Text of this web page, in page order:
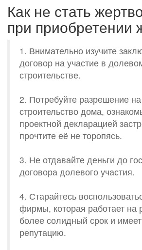
Как не стать
при приобретении
1. Внимательно изучите
договор на участие в
строительстве.
2. Потребуйте разрешение на
строительство дома,
проектной декларацией
прочтите её не торопясь.
3. Не отдавайте деньги до
договора долевого участия.
4. Старайтесь
фирмы, которая работает на
более солидный срок и
репутацию.